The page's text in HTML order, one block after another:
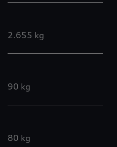
2.655 kg
90 kg
80 kg